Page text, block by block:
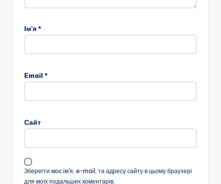
Ім'я*
Email *
Сайт
Зберегти моє ім'я, e-mail, та адресу сайту в цьому браузері
для моїх подальших коментарів.
l
t
a
i
v
e